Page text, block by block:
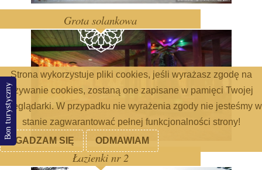
Bon turystyczny
Grota solankowa
Łazienki nr 2
Strona wykorzystuje pliki cookies, jeśli wyrażasz zgodę na
używanie cookies, zostaną one zapisane w pamięci Twojej
przeglądarki. W przypadku nie wyrażenia zgody nie jesteśmy w
stanie zagwarantować pełnej funkcjonalności strony!
ZGADZAM SIĘ
ODMAWIAM